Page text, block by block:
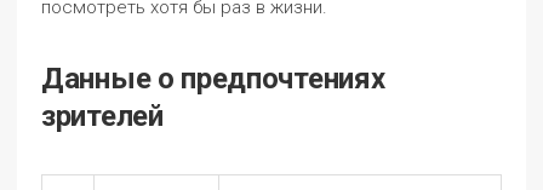
посмотреть хотя бы раз в жизни.
Данные о предпочтениях
зрителей